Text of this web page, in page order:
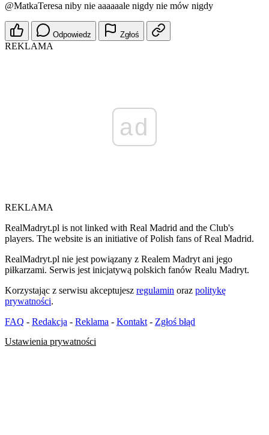
@MatkaTeresa niby nie aaaaaale nigdy nie mów nigdy
Odpowiedz Zgłoś
REKLAMA
ad
REKLAMA
RealMadryt.pl is not linked with Real Madrid and the Club's
players. The website is an initiative of Polish fans of Real Madrid.
RealMadryt.pl nie jest powiązany z Realem Madryt ani jego
piłkarzami. Serwis jest inicjatywą polskich fanów Realu Madryt.
Korzystając z serwisu akceptujesz regulamin oraz politykę
prywatności.
FAQ - Redakcja - Reklama - Kontakt - Zgłoś błąd
Ustawienia prywatności